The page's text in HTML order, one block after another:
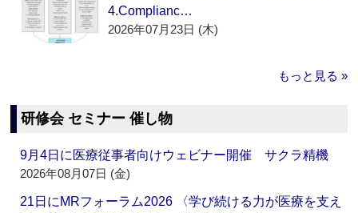
4.Complianc…
2026年07月23日 (木)
もっと見る »
研修会 セミナー 催し物
9月4日に医療従事者向けウェビナー開催 サクラ精機
2026年08月07日 (金)
21日にMRフォーラム2026 〈学び続ける力が医療を支え